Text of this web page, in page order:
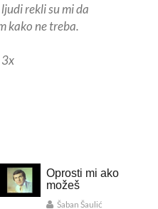
rekli su mi da
kako ne treba.
3x
Oprosti mi ako
možeš
Šaban Šaulić